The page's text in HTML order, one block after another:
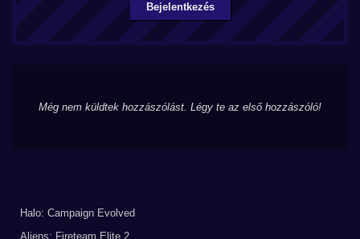
Bejelentkezés
Még nem küldtek hozzászólást. Légy te az első hozzászóló!
Halo: Campaign Evolved
Aliens: Fireteam Elite 2